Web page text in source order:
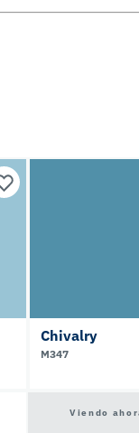
Chivalry
M347
Viendo